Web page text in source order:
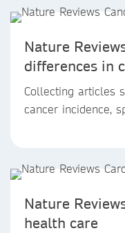
Nature
differences in
Collecting articles
cancer incidence,
Nature
health care